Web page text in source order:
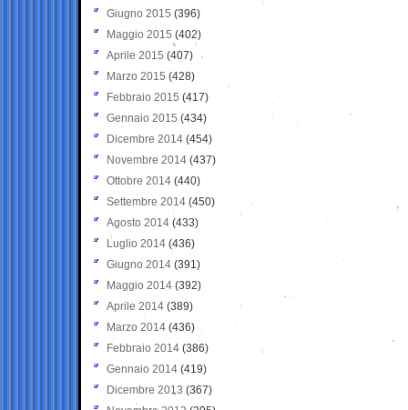
Giugno 2015 (396)
Maggio 2015 (402)
Aprile 2015 (407)
Marzo 2015 (428)
Febbraio 2015 (417)
Gennaio 2015 (434)
Dicembre 2014 (454)
Novembre 2014 (437)
Ottobre 2014 (440)
Settembre 2014 (450)
Agosto 2014 (433)
Luglio 2014 (436)
Giugno 2014 (391)
Maggio 2014 (392)
Aprile 2014 (389)
Marzo 2014 (436)
Febbraio 2014 (386)
Gennaio 2014 (419)
Dicembre 2013 (367)